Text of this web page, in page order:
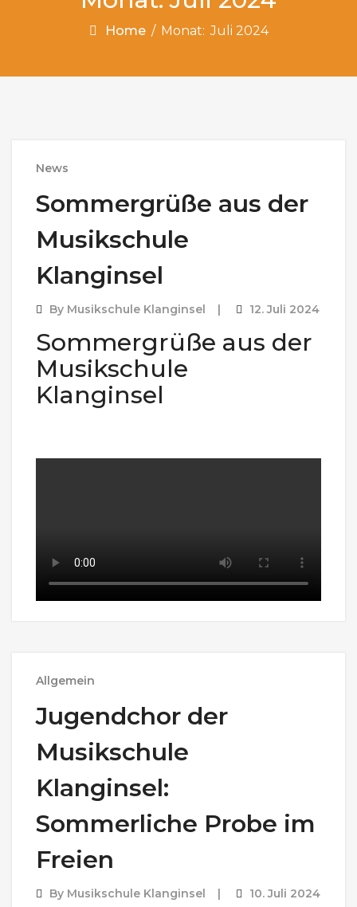
Home / Monat: Juli 2024
News
Sommergrüße aus der
Musikschule
Klanginsel
By Musikschule Klanginsel 12. Juli 2024
Sommergrüße aus der
Musikschule
Klanginsel
Allgemein
Jugendchor der
Musikschule
Klanginsel:
Sommerliche Probe im
Freien
By Musikschule Klanginsel 10. Juli 2024